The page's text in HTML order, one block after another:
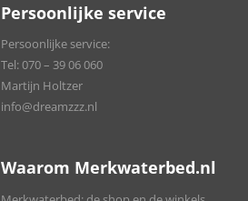
Persoonlijke service
Persoonlijke service:
Tel:070 – 39 06 060
Martijn Holtzer
info@dreamzzz.nl
Waarom Merkwaterbed.nl